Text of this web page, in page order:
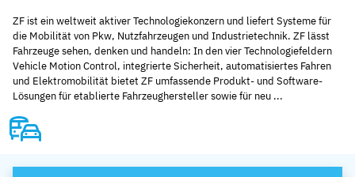
ZF ist ein weltweit aktiver Technologiekonzern und liefert Systeme für
die Mobilität von Pkw, Nutzfahrzeugen und Industrietechnik. ZF lässt
Fahrzeuge sehen, denken und handeln: In den vier Technologiefeldern
Vehicle Motion Control, integrierte Sicherheit, automatisiertes Fahren
und Elektromobilität bietet ZF umfassende Produkt- und Software-
Lösungen für etablierte Fahrzeughersteller sowie für neu ...